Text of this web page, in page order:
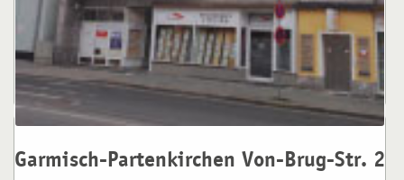
21. Mai 2022
Standort Garmisch Von-Brug-Straße 13 82467 Garmisch-P. Tel:
08821 18441-70
Garmisch-Partenkirchen Von-Brug-Str. 2